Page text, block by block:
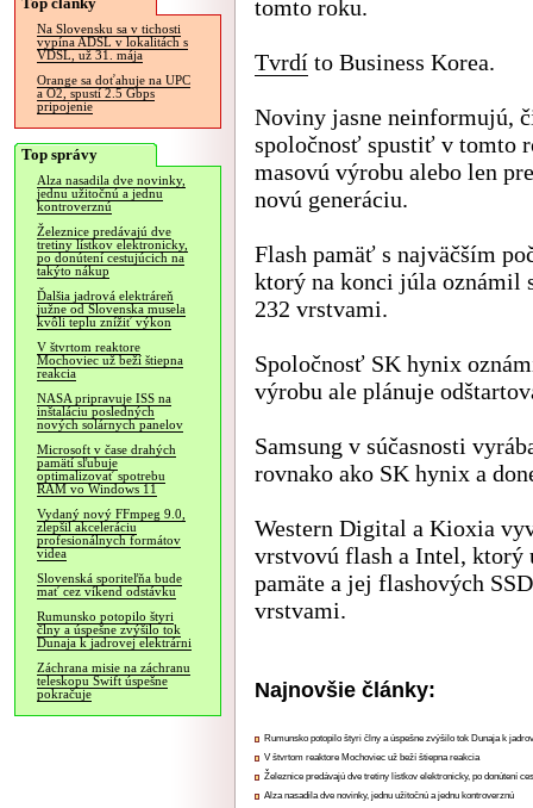
Na Slovensku sa v tichosti
vypína ADSL v lokalitách s
VDSL, už 31. mája
Orange sa doťahuje na UPC
a O2, spustí 2.5 Gbps
pripojenie
Top správy
Alza nasadila dve novinky,
jednu užitočnú a jednu
kontroverznú
Železnice predávajú dve
tretiny lístkov elektronicky,
po donútení cestujúcich na
takýto nákup
Ďalšia jadrová elektráreň
južne od Slovenska musela
kvôli teplu znížiť výkon
V štvrtom reaktore
Mochoviec už beží štiepna
reakcia
NASA pripravuje ISS na
inštaláciu posledných
nových solárnych panelov
Microsoft v čase drahých
pamätí sľubuje
optimalizovať spotrebu
RAM vo Windows 11
Vydaný nový FFmpeg 9.0,
zlepšil akceleráciu
profesionálnych formátov
videa
Slovenská sporiteľňa bude
mať cez víkend odstávku
Rumunsko potopilo štyri
člny a úspešne zvýšilo tok
Dunaja k jadrovej elektrárni
Záchrana misie na záchranu
teleskopu Swift úspešne
pokračuje
tomto roku.
Tvrdí to Business Korea.
Noviny jasne neinformujú,
spoločnosť spustiť v tomto
masovú výrobu alebo len
novú generáciu.
Flash pamäť s najväčším
ktorý na konci júla oznámil
232 vrstvami.
Spoločnosť SK hynix
výrobu ale plánuje
Samsung v súčasnosti
rovnako ako SK hynix a
Western Digital a Kioxia
vrstvovú flash a Intel, ktorý
pamäte a jej flashových
vrstvami.
Najnovšie články:
Rumunsko potopilo štyri člny a úspešne zvýšilo tok Dunaja k
V štvrtom reaktore Mochoviec už beží štiepna reakcia
Železnice predávajú dve tretiny lístkov elektronicky, po donútení
Alza nasadila dve novinky, jednu užitočnú a jednu kontroverznú